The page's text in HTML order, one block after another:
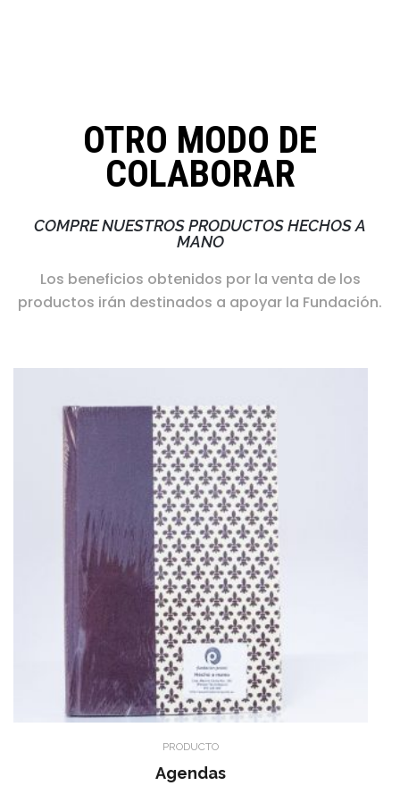
OTRO MODO DE
COLABORAR
COMPRE NUESTROS PRODUCTOS HECHOS A
MANO
Los beneficios obtenidos por la venta de los
productos irán destinados a apoyar la Fundación.
PRODUCTO
Agendas